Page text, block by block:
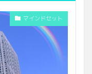
マインドセット